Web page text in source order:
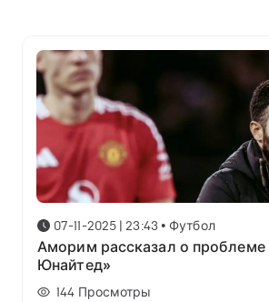
07-11-2025 | 23:43 • Футбол
Аморим рассказал о проблеме
Юнайтед»
144 Просмотры